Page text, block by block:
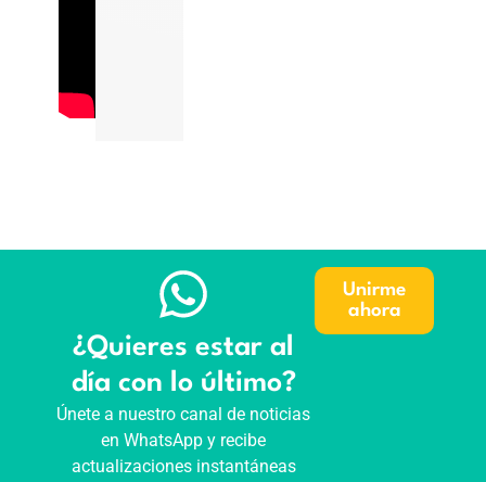
¿Quieres estar al
día con lo último?
Únete a nuestro canal de noticias
en WhatsApp y recibe
actualizaciones instantáneas
Unirme
ahora